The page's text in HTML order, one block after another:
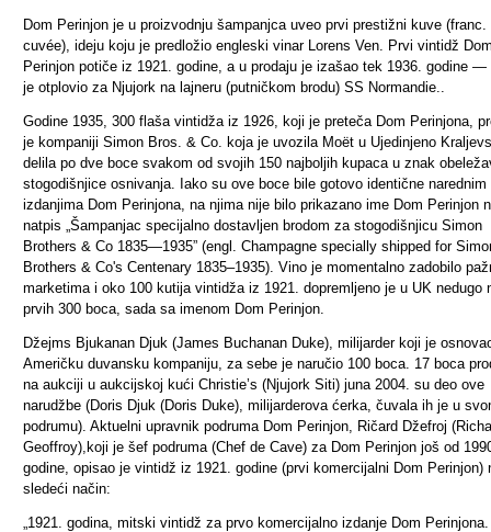
Dom Perinjon je u proizvodnju šampanjca uveo prvi prestižni kuve (franc.
cuvée), ideju koju je predložio engleski vinar Lorens Ven. Prvi vintidž
Perinjon potiče iz 1921. godine, a u prodaju je izašao tek 1936. godine —
je otplovio za Njujork na lajneru (putničkom brodu) SS Normandie..
Godine 1935, 300 flaša vintidža iz 1926, koji je preteča Dom Perinjona,
je kompaniji Simon Bros. & Co. koja je uvozila Moët u Ujedinjeno
delila po dve boce svakom od svojih 150 najboljih kupaca u znak
stogodišnjice osnivanja. Iako su ove boce bile gotovo identične narednim
izdanjima Dom Perinjona, na njima nije bilo prikazano ime Dom Perinjon
natpis „Šampanjac specijalno dostavljen brodom za stogodišnjicu Simon
Brothers & Co 1835—1935” (engl. Champagne specially shipped for
Brothers & Co's Centenary 1835–1935). Vino je momentalno zadobilo
marketima i oko 100 kutija vintidža iz 1921. dopremljeno je u UK nedugo
prvih 300 boca, sada sa imenom Dom Perinjon.
Džejms Bjukanan Djuk (James Buchanan Duke), milijarder koji je
Američku duvansku kompaniju, za sebe je naručio 100 boca. 17 boca
na aukciji u aukcijskoj kući Christie’s (Njujork Siti) juna 2004. su deo ove
narudžbe (Doris Djuk (Doris Duke), milijarderova ćerka, čuvala ih je u
podrumu). Aktuelni upravnik podruma Dom Perinjon, Ričard Džefroj (
Geoffroy),koji je šef podruma (Chef de Cave) za Dom Perinjon još od
godine, opisao je vintidž iz 1921. godine (prvi komercijalni Dom Perinjon)
sledeći način:
„1921. godina, mitski vintidž za prvo komercijalno izdanje Dom